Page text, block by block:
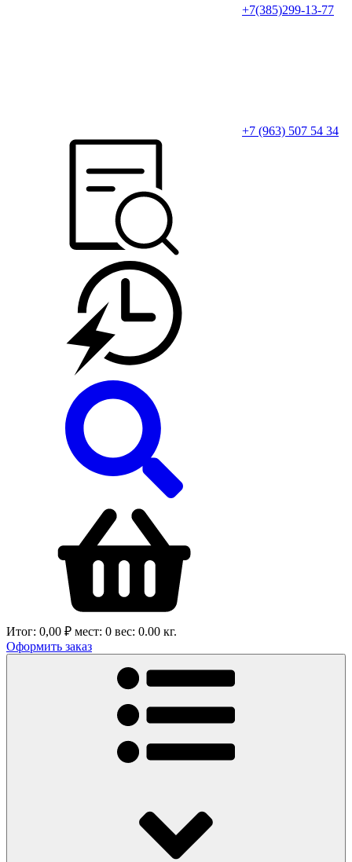
+7(385)299-13-77
+7 (963) 507 54 34
Итог: 0,00 ₽ мест: 0 вес: 0.00 кг.
Оформить заказ